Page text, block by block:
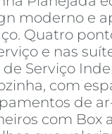
moderno e
Quatro
e nas
de Serviço
com
de
com Box